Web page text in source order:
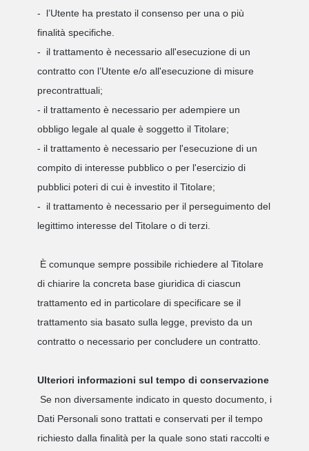
- l’Utente ha prestato il consenso per una o più
finalità specifiche.
- il trattamento è necessario all'esecuzione di un
contratto con l’Utente e/o all'esecuzione di misure
precontrattuali;
- il trattamento è necessario per adempiere un
obbligo legale al quale è soggetto il Titolare;
- il trattamento è necessario per l'esecuzione di un
compito di interesse pubblico o per l'esercizio di
pubblici poteri di cui è investito il Titolare;
- il trattamento è necessario per il perseguimento del
legittimo interesse del Titolare o di terzi.
È comunque sempre possibile richiedere al Titolare
di chiarire la concreta base giuridica di ciascun
trattamento ed in particolare di specificare se il
trattamento sia basato sulla legge, previsto da un
contratto o necessario per concludere un contratto.
Ulteriori informazioni sul tempo di conservazione
Se non diversamente indicato in questo documento, i
Dati Personali sono trattati e conservati per il tempo
richiesto dalla finalità per la quale sono stati raccolti e